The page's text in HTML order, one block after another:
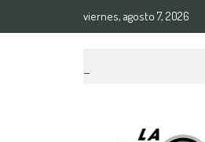
viernes, agosto 7, 2026